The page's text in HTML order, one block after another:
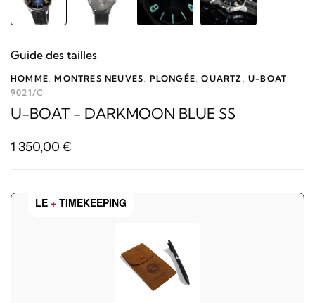
Guide des tailles
HOMME ,MONTRES NEUVES PLONGÉE ,QUARTZ ,U-BOAT
9021/C
U-BOAT - DARKMOON BLUE SS
1 350,00 €
LE + TIMEKEEPING